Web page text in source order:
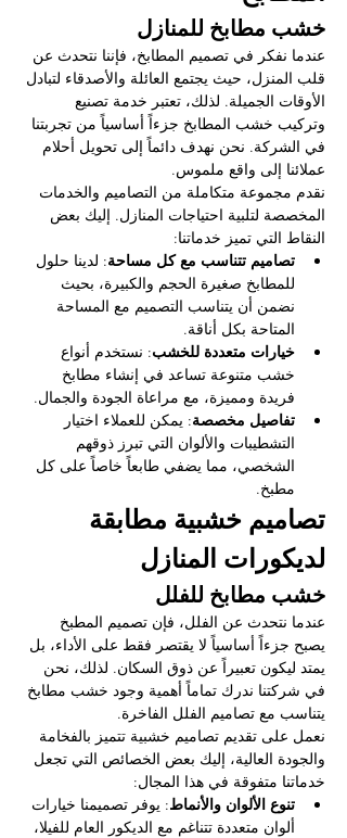
خشب مطابخ للمنازل
عندما نفكر في تصميم المطابخ، فإننا نتحدث عن
قلب المنزل، حيث يجتمع العائلة والأصدقاء لتبادل
الأوقات الجميلة. لذلك، تعتبر خدمة تصنيع
وتركيب خشب المطابخ جزءاً أساسياً من تجربتنا
في الشركة. نحن نهدف دائماً إلى تحويل أحلام
عملائنا إلى واقع ملموس.
نقدم مجموعة متكاملة من التصاميم والخدمات
المخصصة لتلبية احتياجات المنازل. إليك بعض
النقاط التي تميز خدماتنا:
تصاميم تتناسب مع كل مساحة: لدينا حلول
للمطابخ صغيرة الحجم والكبيرة، بحيث
نضمن أن يتناسب التصميم مع المساحة
المتاحة بكل أناقة.
خيارات متعددة للخشب: نستخدم أنواع
خشب متنوعة تساعد في إنشاء مطابخ
فريدة ومميزة، مع مراعاة الجودة والجمال.
تفاصيل مخصصة: يمكن للعملاء اختيار
التشطيبات والألوان التي تبرز ذوقهم
الشخصي، مما يضفي طابعاً خاصاً على كل
مطبخ.
تصاميم خشبية مطابقة
لديكورات المنازل
خشب مطابخ للفلل
عندما نتحدث عن الفلل، فإن تصميم المطبخ
يصبح جزءاً أساسياً لا يقتصر فقط على الأداء، بل
يمتد ليكون تعبيراً عن ذوق السكان. لذلك، نحن
في شركتنا ندرك تماماً أهمية وجود خشب مطابخ
يتناسب مع تصاميم الفلل الفاخرة.
نعمل على تقديم تصاميم خشبية تتميز بالفخامة
والجودة العالية، إليك بعض الخصائص التي تجعل
خدماتنا متفوقة في هذا المجال:
تنوع الألوان والأنماط: يوفر تصميمنا خيارات
ألوان متعددة تتناغم مع الديكور العام للفيلا،